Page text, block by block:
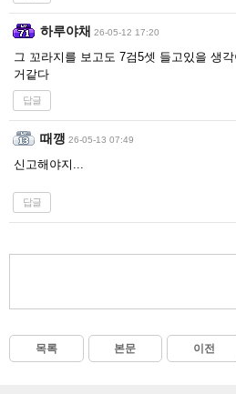
하루야채 26-05-12 17:20
그 꼬라지를 보고도 7검5셋 들고있을 생
거같다
답글
때깽 26-05-13 07:49
신고해야지...
답글
목록 본문 이전